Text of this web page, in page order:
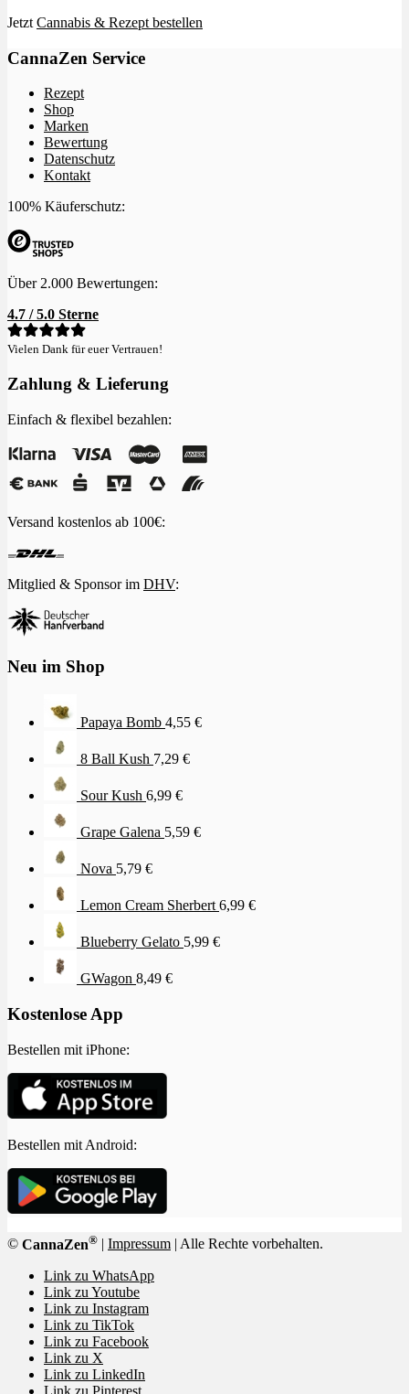
Jetzt Cannabis & Rezept bestellen
CannaZen Service
Rezept
Shop
Marken
Bewertung
Datenschutz
Kontakt
100% Käuferschutz:
Über 2.000 Bewertungen:
4.7 / 5.0 Sterne
Vielen Dank für euer Vertrauen!
Zahlung & Lieferung
Einfach & flexibel bezahlen:
Versand kostenlos ab 100€:
Mitglied & Sponsor im DHV:
Neu im Shop
Papaya Bomb 4,55 €
8 Ball Kush 7,29 €
Sour Kush 6,99 €
Grape Galena 5,59 €
Nova 5,79 €
Lemon Cream Sherbert 6,99 €
Blueberry Gelato 5,99 €
GWagon 8,49 €
Kostenlose App
Bestellen mit iPhone:
Bestellen mit Android:
© CannaZen® Impressum | Alle Rechte vorbehalten.
Link zu WhatsApp
Link zu Youtube
Link zu Instagram
Link zu TikTok
Link zu Facebook
Link zu X
Link zu LinkedIn
Link zu Pinterest